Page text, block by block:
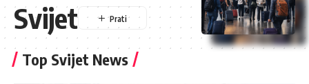
Svijet
Top Svijet News